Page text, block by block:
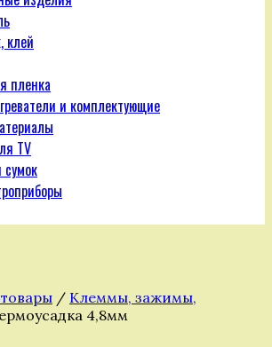
клей
пленка
и комплектующие
TV
/ Клеммы, зажимы,
4,8мм